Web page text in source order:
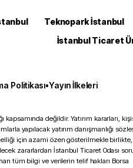
Teknopark İstanbul
İstanbul Ticaret
Politikası•Yayın İlkeleri
değildir. Yatırım kararları,
yapılacak yatırım danışmanlığı
için azami özen gösterilmekle birlikte,
zararlardan İstanbul Ticaret Odası
tüm bilgi ve verilerin telif hakları Borsa